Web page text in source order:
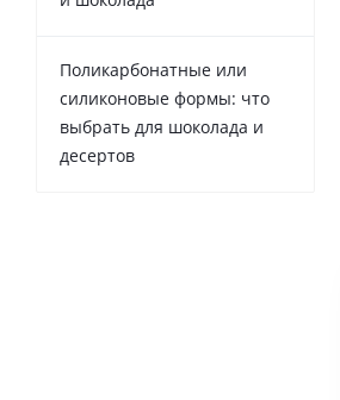
Поликарбонатные или
силиконовые формы: что
выбрать для шоколада и
десертов